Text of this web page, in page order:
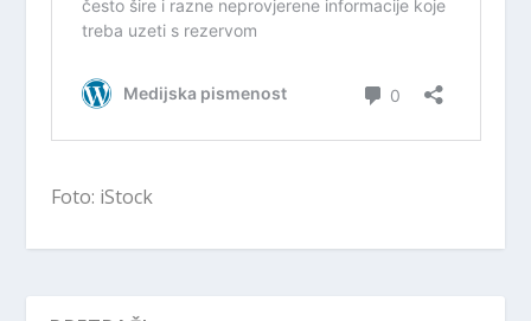
Foto: iStock